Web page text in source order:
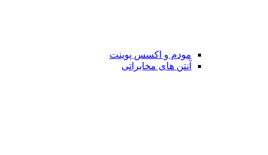
مودم و اکسس پوینت
آنتن های مخابراتی